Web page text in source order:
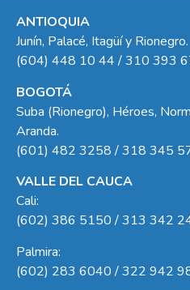
ANTIOQUIA
Junín, Palacé, Itagüí y Rionegro.
(604) 448 10 44 / 310 393
BOGOTÁ
Suba (Rionegro), Héroes,
Aranda.
(601) 482 3258 / 318 345
VALLE DEL CAUCA
Cali:
(602) 386 5150 / 313 342
Palmira:
(602) 283 6040 / 322 942